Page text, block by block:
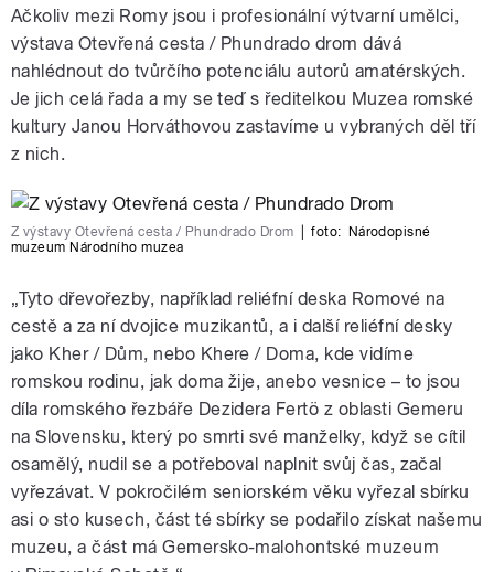
Ačkoliv mezi Romy jsou i profesionální výtvarní umělci,
výstava Otevřená cesta / Phundrado drom dává
nahlédnout do tvůrčího potenciálu autorů amatérských.
Je jich celá řada a my se teď s ředitelkou Muzea romské
kultury Janou Horváthovou zastavíme u vybraných děl tří
z nich.
Z výstavy Otevřená cesta / Phundrado Drom foto: Národopisné
muzeum Národního muzea
„Tyto dřevořezby, například reliéfní deska Romové na
cestě a za ní dvojice muzikantů, a i další reliéfní desky
jako Kher / Dům, nebo Khere / Doma, kde vidíme
romskou rodinu, jak doma žije, anebo vesnice – to jsou
díla romského řezbáře Dezidera Fertö z oblasti Gemeru
na Slovensku, který po smrti své manželky, když se cítil
osamělý, nudil se a potřeboval naplnit svůj čas, začal
vyřezávat. V pokročilém seniorském věku vyřezal sbírku
asi o sto kusech, část té sbírky se podařilo získat našemu
muzeu, a část má Gemersko-malohontské muzeum